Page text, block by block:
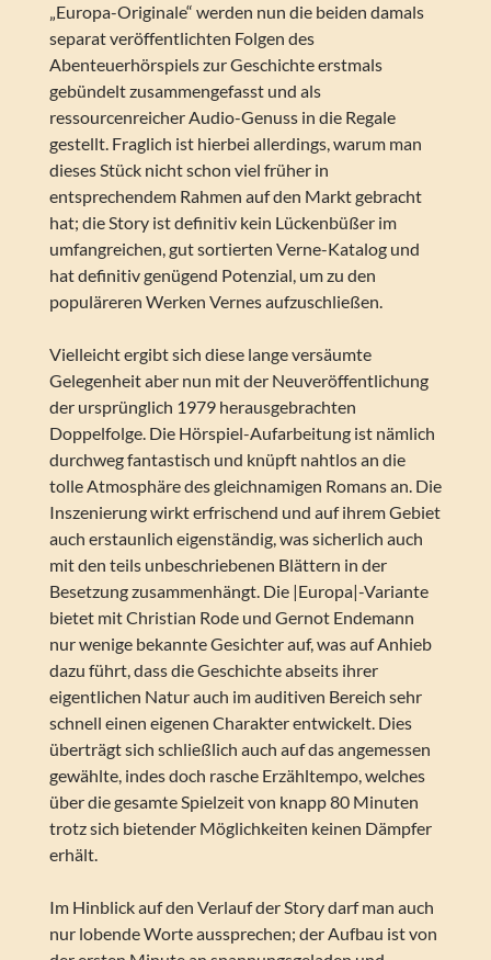
„Europa-Originale“ werden nun die beiden damals
separat veröffentlichten Folgen des
Abenteuerhörspiels zur Geschichte erstmals
gebündelt zusammengefasst und als
ressourcenreicher Audio-Genuss in die Regale
gestellt. Fraglich ist hierbei allerdings, warum man
dieses Stück nicht schon viel früher in
entsprechendem Rahmen auf den Markt gebracht
hat; die Story ist definitiv kein Lückenbüßer im
umfangreichen, gut sortierten Verne-Katalog und
hat definitiv genügend Potenzial, um zu den
populäreren Werken Vernes aufzuschließen.
Vielleicht ergibt sich diese lange versäumte
Gelegenheit aber nun mit der Neuveröffentlichung
der ursprünglich 1979 herausgebrachten
Doppelfolge. Die Hörspiel-Aufarbeitung ist nämlich
durchweg fantastisch und knüpft nahtlos an die
tolle Atmosphäre des gleichnamigen Romans an. Die
Inszenierung wirkt erfrischend und auf ihrem Gebiet
auch erstaunlich eigenständig, was sicherlich auch
mit den teils unbeschriebenen Blättern in der
Besetzung zusammenhängt. Die |Europa|-Variante
bietet mit Christian Rode und Gernot Endemann
nur wenige bekannte Gesichter auf, was auf Anhieb
dazu führt, dass die Geschichte abseits ihrer
eigentlichen Natur auch im auditiven Bereich sehr
schnell einen eigenen Charakter entwickelt. Dies
überträgt sich schließlich auch auf das angemessen
gewählte, indes doch rasche Erzähltempo, welches
über die gesamte Spielzeit von knapp 80 Minuten
trotz sich bietender Möglichkeiten keinen Dämpfer
erhält.
Im Hinblick auf den Verlauf der Story darf man auch
nur lobende Worte aussprechen; der Aufbau ist von